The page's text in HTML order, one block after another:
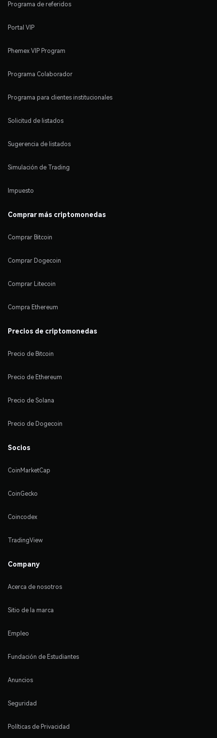
Programa de referidos
Portal VIP
Phemex VIP Program
Programa Colaborador
Programa para clientes institucionales
Solicitud de listados
Sugerencia de listados
Simulación de Trading
Impuesto
Comprar más criptomonedas
Comprar Bitcoin
Comprar Dogecoin
Comprar Litecoin
Compra Ethereum
Precios de criptomonedas
Precio de Bitcoin
Precio de Ethereum
Precio de Solana
Precio de Dogecoin
Socios
CoinMarketCap
CoinGecko
Coincodex
TradingView
Company
Acerca de nosotros
Sitio de la marca
Empleo
Fundación de Estudiantes
Anuncios
Seguridad
Políticas de Privacidad